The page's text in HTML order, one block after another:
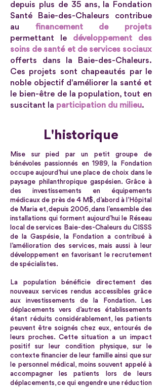
depuis plus de 35 ans, la Fondation
Santé Baie-des-Chaleurs contribue
au financement de projets
permettant le développement des
soins de santé et de services sociaux
offerts dans la Baie-des-Chaleurs.
Ces projets sont chapeautés par le
noble objectif d'améliorer la santé et
le bien-être de la population, tout en
suscitant la participation du milieu.
L 'historique
Mise sur pied par un petit groupe de
bénévoles passionnés en 1989, la Fondation
occupe aujourd’hui une place de choix dans le
paysage philanthropique gaspésien. Grâce à
des investissements en équipements
médicaux de près de 4 M$, d’abord à l’Hôpital
de Maria et, depuis 2006, dans l’ensemble des
installations qui forment aujourd’hui le Réseau
local de services Baie-des-Chaleurs du CISSS
de la Gaspésie, la Fondation a contribué à
l’amélioration des services, mais aussi à leur
développement en favorisant le recrutement
de spécialistes.
La population bénéficie directement des
nouveaux services rendus accessibles grâce
aux investissements de la Fondation. Les
déplacements vers d’autres établissements
étant réduits considérablement, les patients
peuvent être soignés chez eux, entourés de
leurs proches. Cette situation a un impact
positif sur leur condition physique, sur le
contexte financier de leur famille ainsi que sur
le personnel médical, moins souvent appelé à
accompagner les patients lors de leurs
déplacements, ce qui engendre une réduction